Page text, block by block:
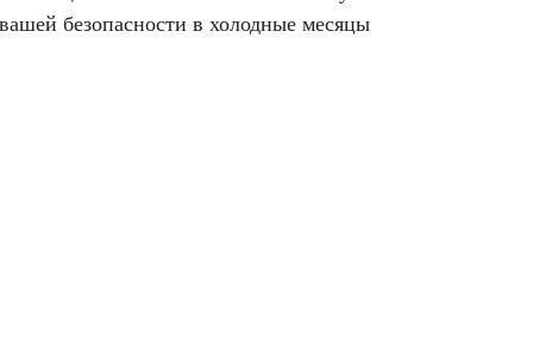
безопасности в холодные месяцы